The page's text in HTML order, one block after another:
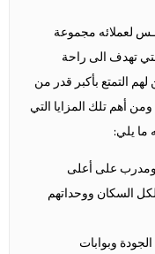
لعملائه مجموعة
تهدف الى راحة
التمتع بأكبر قدر من
أهم تلك المزايا التي
ما يلي:
على أعلى
السكان ووحداتهم
وبوابات